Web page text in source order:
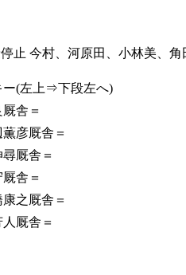
ー(左上⇒下段左へ)
舎＝
彦厩舎＝
厩舎＝
舎＝
之厩舎＝
厩舎＝